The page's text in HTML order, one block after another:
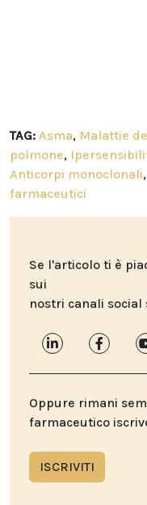
TAG: Asma, Malattie
polmone,
Anticorpi monoclonali,
farmaceutici
Se l'articolo ti è
sui
nostri canali social
Oppure rimani
farmaceutico
ISCRIVITI